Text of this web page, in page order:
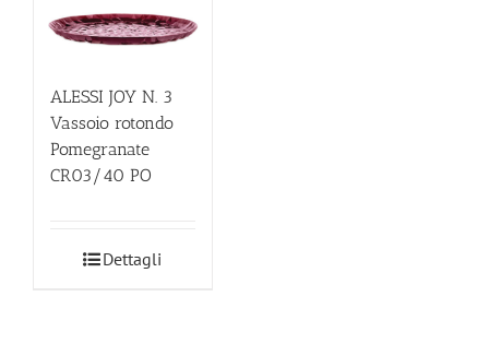
ALESSI JOY N. 3
Vassoio rotondo
Pomegranate
CR03/40 PO
Dettagli